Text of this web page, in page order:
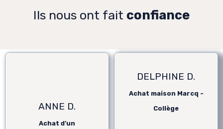
Ils nous ont fait confiance
ANNE D.
Achat d’un
DELPHINE D.
Achat maison Marcq -
Collège